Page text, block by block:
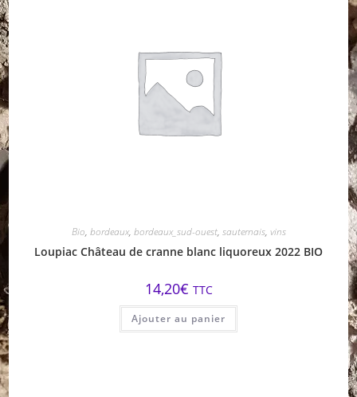
Bio, bordeaux, bordeaux_sud-ouest, sauternais, vins
Loupiac Château de cranne blanc liquoreux 2022 BIO
14,20€ TTC
Ajouter au panier